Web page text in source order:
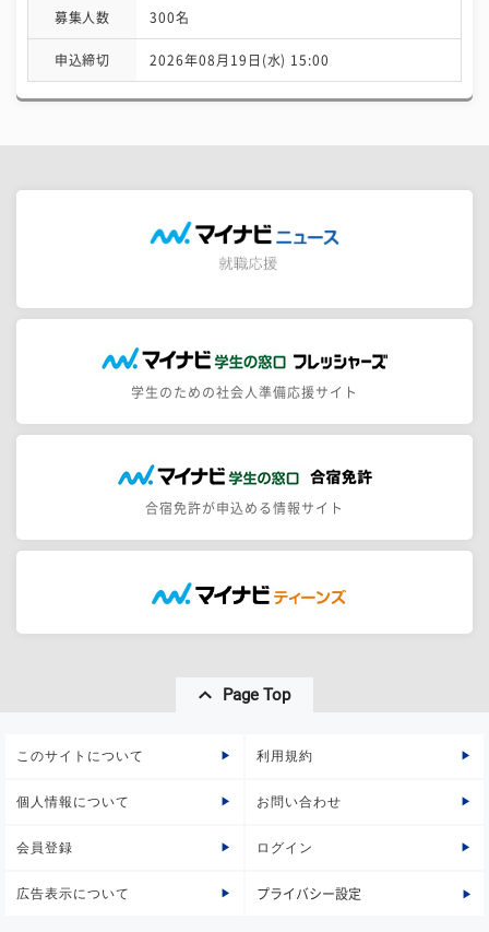
募集人数 300名
申込締切 2026年08月19日(水) 15:00
学生のための社会人準備応援サイト
合宿免許が申込める情報サイト
Page Top
このサイトについて 利用規約
個人情報について お問い合わせ
会員登録 ログイン
広告表示について プライバシー設定